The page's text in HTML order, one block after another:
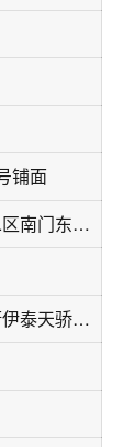
铺面
海南省海口市龙华区汝贤街滨涯村二区南门东侧20米
海南省海口市秀英区长滨五路长泰街伊泰天骄二期